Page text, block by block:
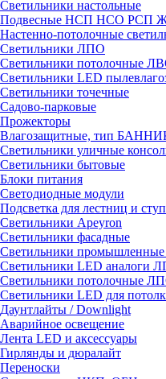
Светильники настольные
Подвесные НСП НСО РСП
Настенно-потолочные
Светильники ЛПО
Светильники потолочные
Светильники LED
Светильники точечные
Садово-парковые
Прожекторы
Влагозащитные, тип
Светильники уличные
Светильники бытовые
Блоки питания
Светодиодные модули
Подсветка для лестниц и
Светильники Apeyron
Светильники фасадные
Светильники промышленные
Светильники LED аналоги
Светильники потолочные
Светильники LED для
Даунтлайты / Downlight
Аварийное освещение
Лента LED и аксессуары
Гирлянды и дюралайт
Переноски